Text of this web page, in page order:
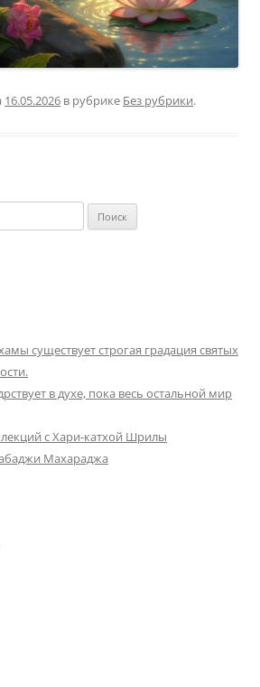
16.05.2026 в рубрике Без рубрики.
существует строгая градация святых
в духе, пока весь остальной мир
с Хари-катхой Шрилы
Махараджа